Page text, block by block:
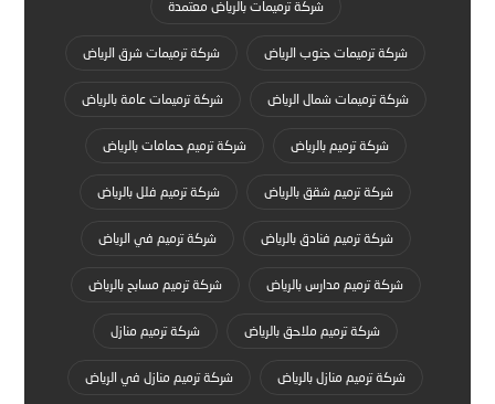
شركة ترميمات بالرياض معتمدة
شركة ترميمات جنوب الرياض شركة ترميمات شرق الرياض
شركة ترميمات شمال الرياض شركة ترميمات عامة بالرياض
شركة ترميم بالرياض شركة ترميم حمامات بالرياض
شركة ترميم شقق بالرياض شركة ترميم فلل بالرياض
شركة ترميم فنادق بالرياض شركة ترميم في الرياض
شركة ترميم مدارس بالرياض شركة ترميم مسابح بالرياض
شركة ترميم ملاحق بالرياض شركة ترميم منازل
شركة ترميم منازل بالرياض شركة ترميم منازل في الرياض